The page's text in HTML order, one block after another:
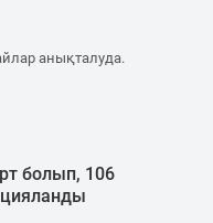
анықталуда.
болып, 106